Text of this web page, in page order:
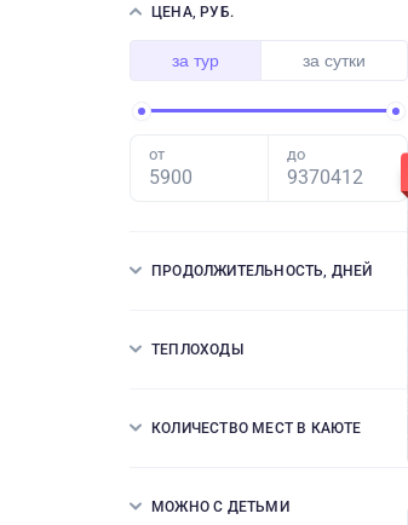
ЦЕНА, РУБ.
за тур за сутки
от до
ПРОДОЛЖИТЕЛЬНОСТЬ, ДНЕЙ
ТЕПЛОХОДЫ
КОЛИЧЕСТВО МЕСТ В КАЮТЕ
МОЖНО С ДЕТЬМИ